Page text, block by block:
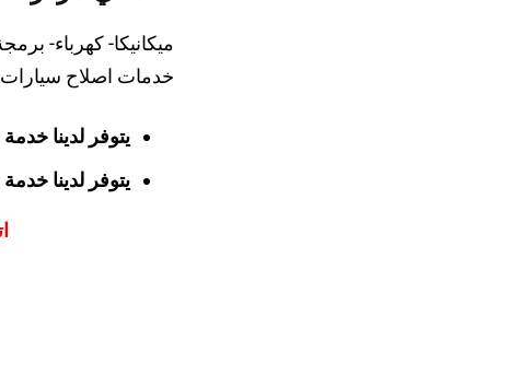
ميكانيكا- كهرباء-
خدمات اصلاح سيارات
يتوفر لدينا
يتوفر لدينا